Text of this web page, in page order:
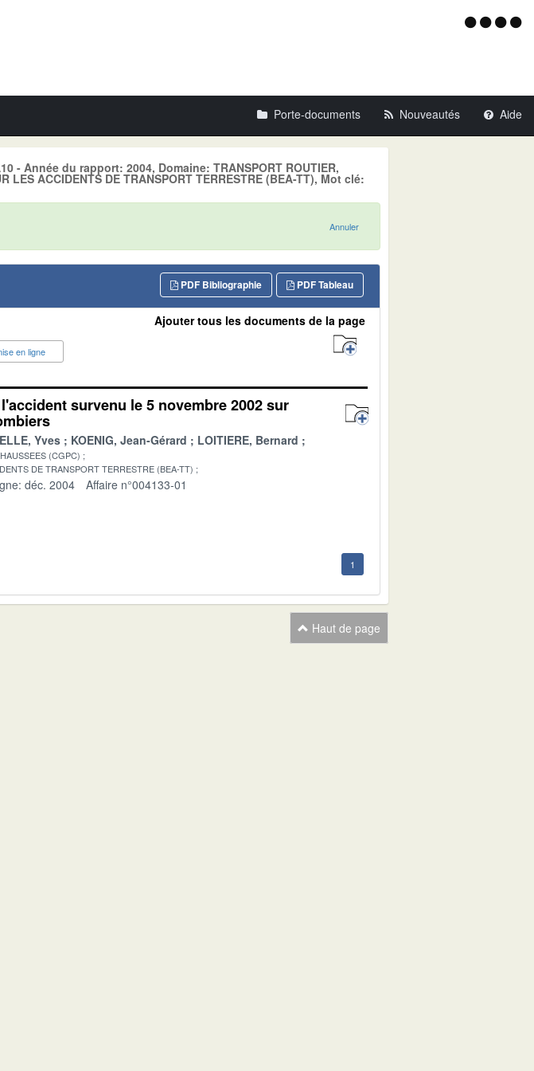
Menu
Porte-documents Nouveautés Aide
- Année du rapport: 2004, Domaine: TRANSPORT ROUTIER,
LES ACCIDENTS DE TRANSPORT TERRESTRE (BEA-TT), Mot clé:
Annuler
PDF Tableau
PDF Bibliographie
en ligne
Ajouter tous les documents de la page
survenu le 5 novembre 2002 sur
Yves KOENIG, Jean-Gérard LOITIERE, Bernard
(CGPC)
DE TRANSPORT TERRESTRE (BEA-TT)
déc. 2004 Affaire n°004133-01
1
Haut de page